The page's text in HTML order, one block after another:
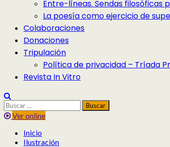
Entre-líneas. Sendas
La poesía como ejercicio de
Colaboraciones
Donaciones
Tripulación
Política de privacidad – Tríada
Revista In Vitro
Buscar:
Ver online
Inicio
Ilustración